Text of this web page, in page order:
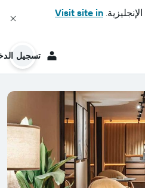
Visit site in
تسجيل